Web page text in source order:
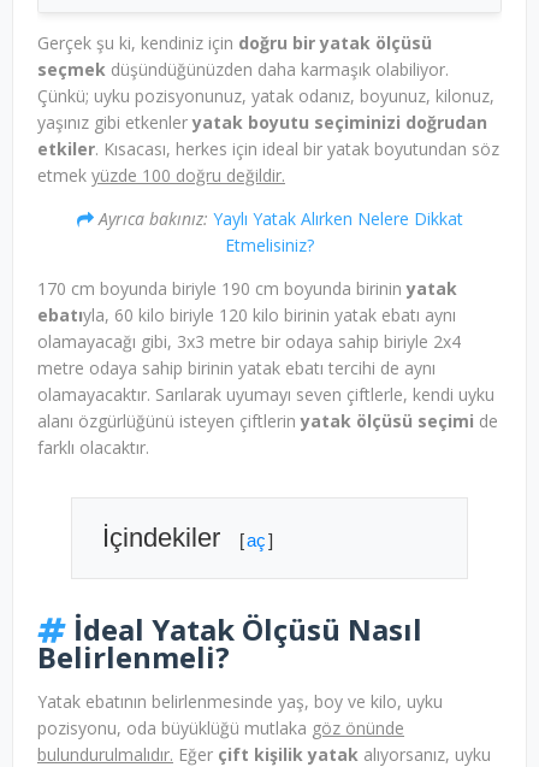
Gerçek şu ki, kendiniz için doğru bir yatak ölçüsü
seçmek düşündüğünüzden daha karmaşık olabiliyor.
Çünkü; uyku pozisyonunuz, yatak odanız, boyunuz, kilonuz,
yaşınız gibi etkenleryatak boyutu seçiminizi doğrudan
etkiler. Kısacası, herkes için ideal bir yatak boyutundan söz
etmek yüzde 100 doğru değildir.
Ayrıca bakınız: Yaylı Yatak Alırken Nelere Dikkat
Etmelisiniz?
170 cm boyunda biriyle 190 cm boyunda birininyatak
ebatıyla, 60 kilo biriyle 120 kilo birinin yatak ebatı aynı
olamayacağı gibi, 3x3 metre bir odaya sahip biriyle 2x4
metre odaya sahip birinin yatak ebatı tercihi de aynı
olamayacaktır. Sarılarak uyumayı seven çiftlerle, kendi uyku
alanı özgürlüğünü isteyen çiftlerinyatak ölçüsü seçimi de
farklı olacaktır.
İçindekiler [aç]
İdeal Yatak Ölçüsü Nasıl
Belirlenmeli?
Yatak ebatının belirlenmesinde yaş, boy ve kilo, uyku
pozisyonu, oda büyüklüğü mutlaka göz önünde
bulundurulmalıdır. Eğer çift kişilik yatak alıyorsanız, uyku